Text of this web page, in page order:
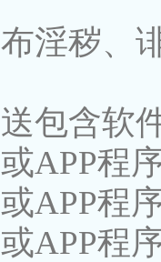
淫秽、
包含软
APP程
APP程
APP程